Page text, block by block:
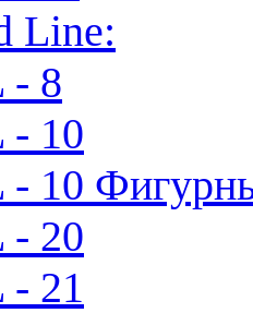
Line:
- 8
- 10
- 10
- 20
- 21